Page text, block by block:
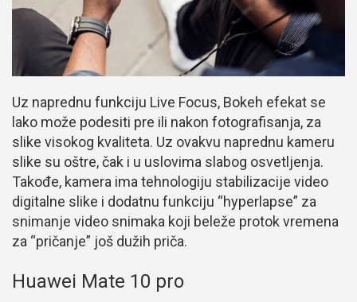
Uz naprednu funkciju Live Focus, Bokeh efekat se
lako može podesiti pre ili nakon fotografisanja, za
slike visokog kvaliteta. Uz ovakvu naprednu kameru
slike su oštre, čak i u uslovima slabog osvetljenja.
Takođe, kamera ima tehnologiju stabilizacije video
digitalne slike i dodatnu funkciju “hyperlapse” za
snimanje video snimaka koji beleže protok vremena
za “pričanje” još dužih priča.
Huawei Mate 10 pro